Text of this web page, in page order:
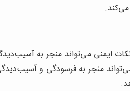
نکات ایمنی می‌تواند منجر به
منجر به فرسودگی و